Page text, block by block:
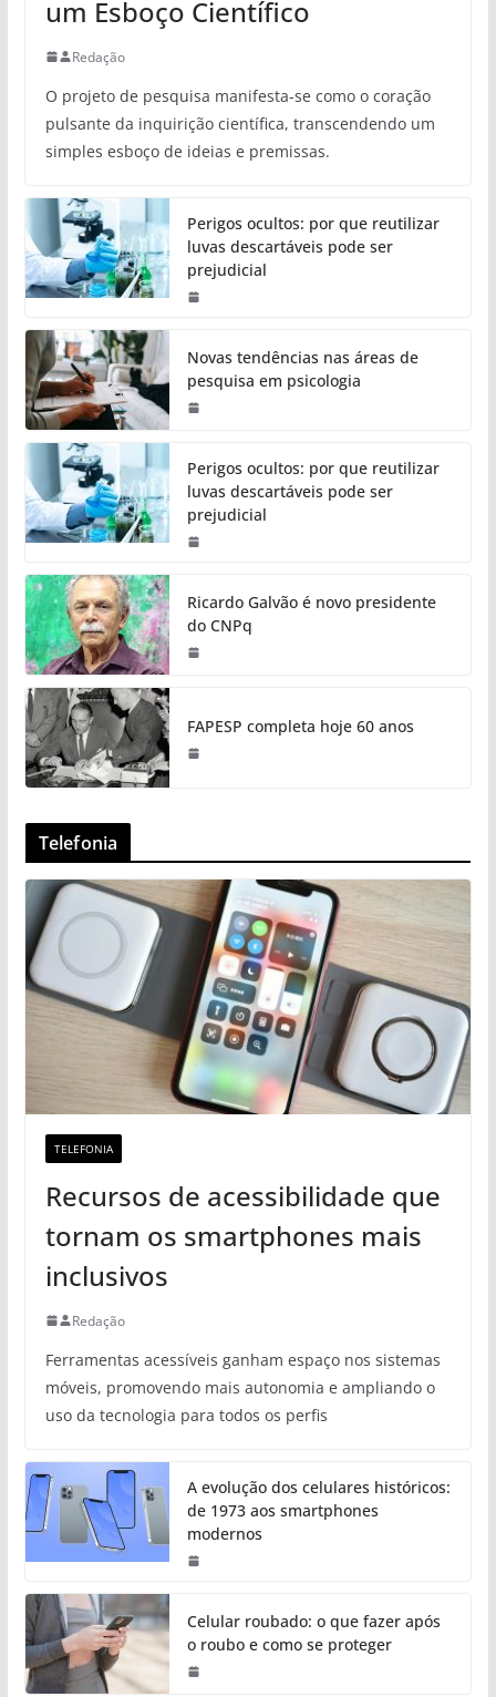
um Esboço Científico
Redação
O projeto de pesquisa manifesta-se como o coração
pulsante da inquirição científica, transcendendo um
simples esboço de ideias e premissas.
Perigos ocultos: por que reutilizar
luvas descartáveis pode ser
prejudicial
Novas tendências nas áreas de
pesquisa em psicologia
Perigos ocultos: por que reutilizar
luvas descartáveis pode ser
prejudicial
Ricardo Galvão é novo presidente
do CNPq
FAPESP completa hoje 60 anos
Telefonia
TELEFONIA
Recursos de acessibilidade que
tornam os smartphones mais
inclusivos
Redação
Ferramentas acessíveis ganham espaço nos sistemas
móveis, promovendo mais autonomia e ampliando o
uso da tecnologia para todos os perfis
A evolução dos celulares históricos:
de 1973 aos smartphones
modernos
Celular roubado: o que fazer após
o roubo e como se proteger